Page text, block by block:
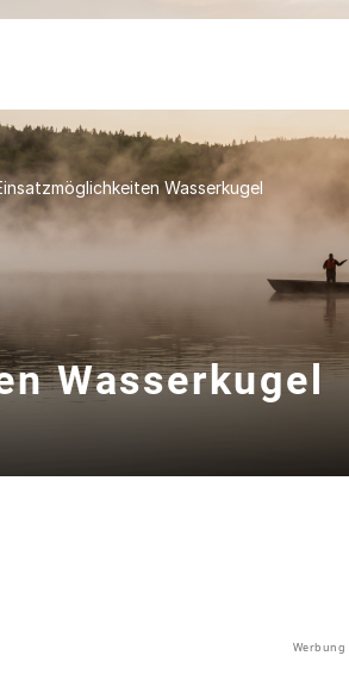
Wasserkugel
Wasserkugel
Werbung